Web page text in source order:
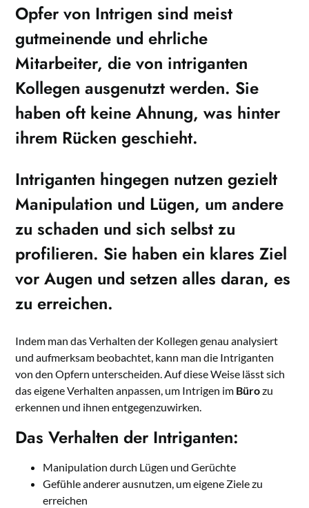
Opfer von Intrigen sind meist
gutmeinende und ehrliche
Mitarbeiter, die von intriganten
Kollegen ausgenutzt werden. Sie
haben oft keine Ahnung, was hinter
ihrem Rücken geschieht.
Intriganten hingegen nutzen gezielt
Manipulation und Lügen, um andere
zu schaden und sich selbst zu
profilieren. Sie haben ein klares Ziel
vor Augen und setzen alles daran, es
zu erreichen.
Indem man das Verhalten der Kollegen genau analysiert
und aufmerksam beobachtet, kann man die Intriganten
von den Opfern unterscheiden. Auf diese Weise lässt sich
das eigene Verhalten anpassen, um Intrigen im Bürozu
erkennen und ihnen entgegenzuwirken.
Das Verhalten der Intriganten:
Manipulation durch Lügen und Gerüchte
Gefühle anderer ausnutzen, um eigene Ziele zu
erreichen